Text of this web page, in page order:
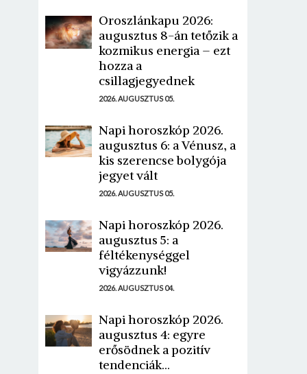
Oroszlánkapu 2026:
augusztus 8-án tetőzik a
kozmikus energia – ezt
hozza a
csillagjegyednek
2026. AUGUSZTUS 05.
Napi horoszkóp 2026.
augusztus 6: a Vénusz, a
kis szerencse bolygója
jegyet vált
2026. AUGUSZTUS 05.
Napi horoszkóp 2026.
augusztus 5: a
féltékenységgel
vigyázzunk!
2026. AUGUSZTUS 04.
Napi horoszkóp 2026.
augusztus 4: egyre
erősödnek a pozitív
tendenciák...